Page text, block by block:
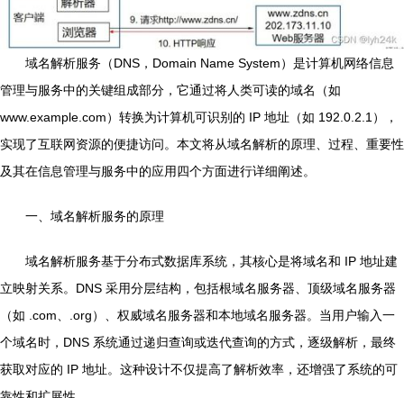
域名解析服务（DNS，Domain Name System）是计算机网络信息
管理与服务中的关键组成部分，它通过将人类可读的域名（如
www.example.com）转换为计算机可识别的 IP 地址（如 192.0.2.1），
实现了互联网资源的便捷访问。本文将从域名解析的原理、过程、重要性
及其在信息管理与服务中的应用四个方面进行详细阐述。
一、域名解析服务的原理
域名解析服务基于分布式数据库系统，其核心是将域名和 IP 地址建
立映射关系。DNS 采用分层结构，包括根域名服务器、顶级域名服务器
（如 .com、.org）、权威域名服务器和本地域名服务器。当用户输入一
个域名时，DNS 系统通过递归查询或迭代查询的方式，逐级解析，最终
获取对应的 IP 地址。这种设计不仅提高了解析效率，还增强了系统的可